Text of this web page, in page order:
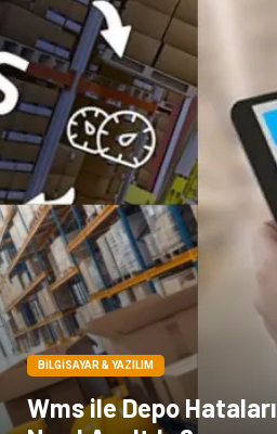
BILGISAYAR & YAZILIM
Wms ile Depo Hataları